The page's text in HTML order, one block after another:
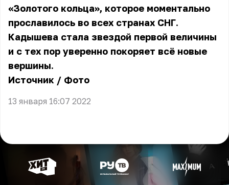
«Золотого кольца», которое моментально
прославилось во всех странах СНГ.
Кадышева стала звездой первой величины
и с тех пор уверенно покоряет всё новые
вершины.
Источник / Фото
13 января 16:07 2022